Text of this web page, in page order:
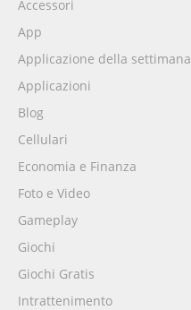
Accessori
App
Applicazione della settimana
Applicazioni
Blog
Cellulari
Economia e Finanza
Foto e Video
Gameplay
Giochi
Giochi Gratis
Intrattenimento